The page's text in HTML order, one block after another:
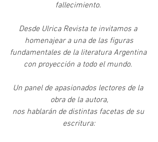
fallecimiento.
Desde Ulrica Revista te invitamos a
homenajear a una de las figuras
fundamentales de la literatura Argentina
con proyección a todo el mundo.
Un panel de apasionados lectores de la
obra de la autora,
nos hablarán de distintas facetas de su
escritura: